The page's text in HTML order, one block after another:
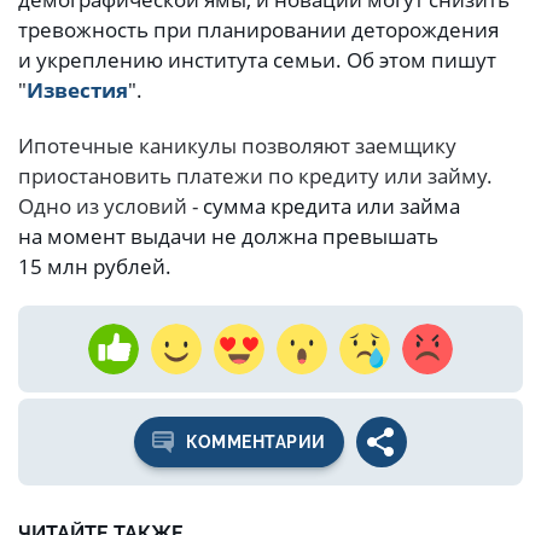
тревожность при планировании деторождения
и укреплению института семьи. Об этом пишут
"Известия".
Ипотечные каникулы позволяют заемщику
приостановить платежи по кредиту или займу.
Одно из условий - сумма кредита или займа
на момент выдачи не должна превышать
15 млн рублей.
КОММЕНТАРИИ